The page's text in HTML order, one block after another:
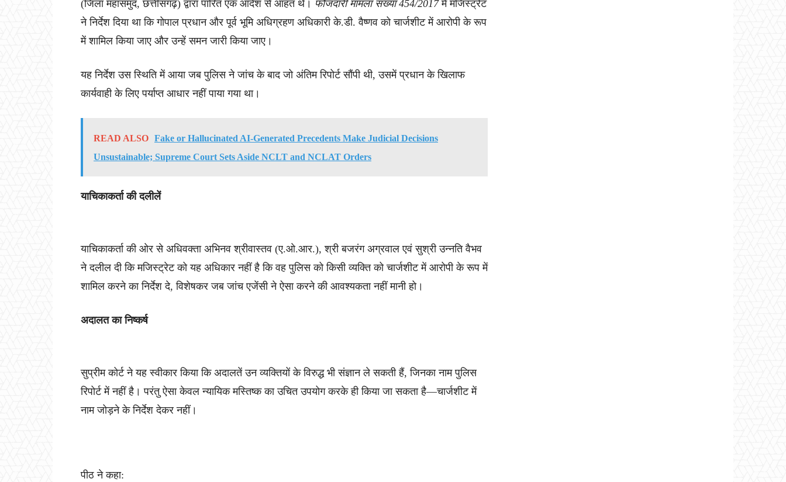
(जिला महासमुंद, छत्तीसगढ़) द्वारा पारित एक आदेश से आहत थे। फौजदारी मामला संख्या 454/2017में मजिस्ट्रेट
ने निर्देश दिया था कि गोपाल प्रधान और पूर्व भूमि अधिग्रहण अधिकारी के.डी. वैष्णव को चार्जशीट में आरोपी के रूप
में शामिल किया जाए और उन्हें समन जारी किया जाए।
यह निर्देश उस स्थिति में आया जब पुलिस ने जांच के बाद जो अंतिम रिपोर्ट सौंपी थी, उसमें प्रधान के खिलाफ
कार्यवाही के लिए पर्याप्त आधार नहीं पाया गया था।
READ ALSO Fake or Hallucinated AI-Generated Precedents Make Judicial Decisions
Unsustainable; Supreme Court Sets Aside NCLT and NCLAT Orders
याचिकाकर्ता की दलीलें
याचिकाकर्ता की ओर से अधिवक्ता अभिनव श्रीवास्तव (ए.ओ.आर.), श्री बजरंग अग्रवाल एवं सुश्री उन्नति वैभव
ने दलील दी कि मजिस्ट्रेट को यह अधिकार नहीं है कि वह पुलिस को किसी व्यक्ति को चार्जशीट में आरोपी के रूप में
शामिल करने का निर्देश दे, विशेषकर जब जांच एजेंसी ने ऐसा करने की आवश्यकता नहीं मानी हो।
अदालत का निष्कर्ष
सुप्रीम कोर्ट ने यह स्वीकार किया कि अदालतें उन व्यक्तियों के विरुद्ध भी संज्ञान ले सकती हैं, जिनका नाम पुलिस
रिपोर्ट में नहीं है। परंतु ऐसा केवल न्यायिक मस्तिष्क का उचित उपयोग करके ही किया जा सकता है—चार्जशीट में
नाम जोड़ने के निर्देश देकर नहीं।
पीठ ने कहा: